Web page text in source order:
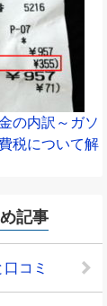
の内訳～ガソ
税について解
記事
コミ